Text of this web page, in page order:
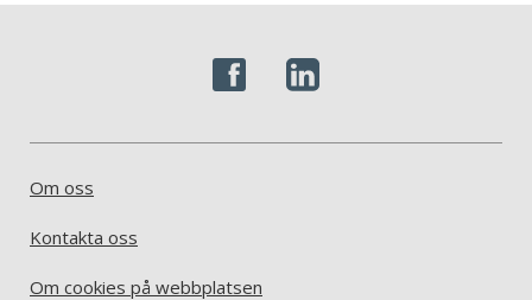
Om oss
Kontakta oss
Om cookies på webbplatsen